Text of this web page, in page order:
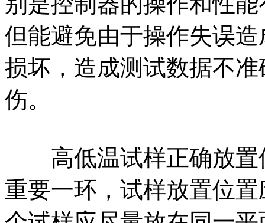
但能避免由于操作失误
损坏，造成测试数据不
伤。
高低温试样正确放置
重要一环，试样放置位